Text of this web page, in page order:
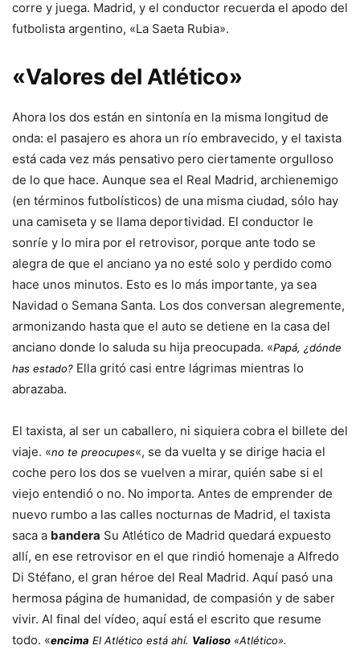
corre y juega. Madrid, y el conductor recuerda el apodo del
futbolista argentino, «La Saeta Rubia».
«Valores del Atlético»
Ahora los dos están en sintonía en la misma longitud de
onda: el pasajero es ahora un río embravecido, y el taxista
está cada vez más pensativo pero ciertamente orgulloso
de lo que hace. Aunque sea el Real Madrid, archienemigo
(en términos futbolísticos) de una misma ciudad, sólo hay
una camiseta y se llama deportividad. El conductor le
sonríe y lo mira por el retrovisor, porque ante todo se
alegra de que el anciano ya no esté solo y perdido como
hace unos minutos. Esto es lo más importante, ya sea
Navidad o Semana Santa. Los dos conversan alegremente,
armonizando hasta que el auto se detiene en la casa del
anciano donde lo saluda su hija preocupada. «Papá, ¿dónde
has estado? Ella gritó casi entre lágrimas mientras lo
abrazaba.
El taxista, al ser un caballero, ni siquiera cobra el billete del
viaje. «no te preocupes«, se da vuelta y se dirige hacia el
coche pero los dos se vuelven a mirar, quién sabe si el
viejo entendió o no. No importa. Antes de emprender de
nuevo rumbo a las calles nocturnas de Madrid, el taxista
saca a bandera Su Atlético de Madrid quedará expuesto
allí, en ese retrovisor en el que rindió homenaje a Alfredo
Di Stéfano, el gran héroe del Real Madrid. Aquí pasó una
hermosa página de humanidad, de compasión y de saber
vivir. Al final del vídeo, aquí está el escrito que resume
todo. «encima El Atlético está ahí. Valioso «Atlético».